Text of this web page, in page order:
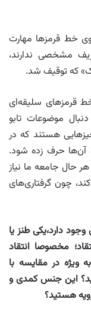
خط قرمزها مهارت
مشخصی ندارند،
که توقیف شد.
قرمز‌های سلیقه‌ای
موضوعات تابو
هستند که در
آن‌ها حرف زده شود.
حال جامعه‌ ما نیاز
چون گرفتاری‌های
دارد،یکی طنز یا
مخصوصا انتقاد
در مقایسه با
این جنس کمدی و
هستید؟